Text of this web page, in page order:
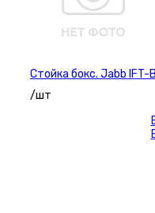
Стойка бокс. Jabb
/шт